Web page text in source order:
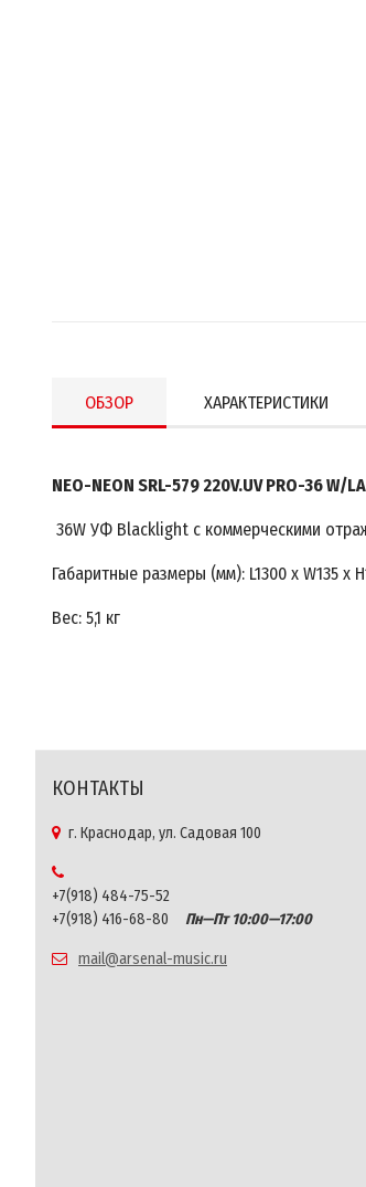
ОБЗОР ХАРАКТЕРИСТИКИ
NEO-NEON SRL-579 220V.UV PRO-36 W/
36W УФ Blacklight с коммерческими
Габаритные размеры (мм): L1300 х W135 х
Вес: 5,1 кг
КОНТАКТЫ
г. Краснодар, ул. Садовая 100
+7(918) 484-75-52
+7(918) 416-68-80
Пн—Пт 10:00—17:00
mail@arsenal-music.ru